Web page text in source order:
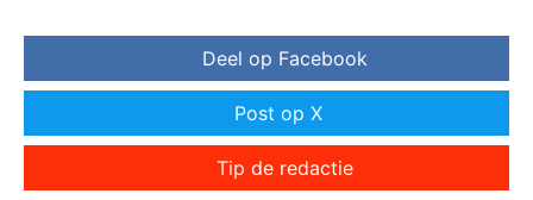
Deel op Facebook
Post op X
Tip de redactie